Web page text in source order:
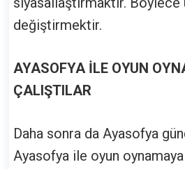
değiştirmektir.
AYASOFYA İLE OYUN
ÇALIŞTILAR
Daha sonra da Ayasofya
Ayasofya ile oyun